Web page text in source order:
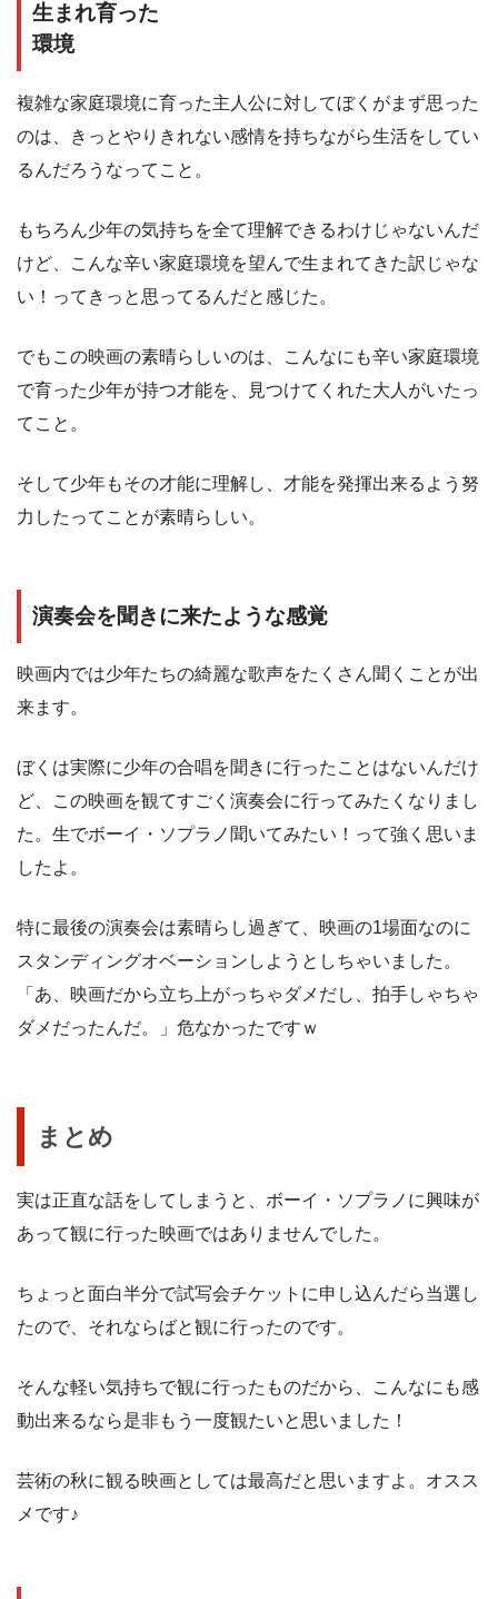
生まれ育った
環境
複雑な家庭環境に育った主人公に対してぼくがまず思った
のは、きっとやりきれない感情を持ちながら生活をしてい
るんだろうなってこと。
もちろん少年の気持ちを全て理解できるわけじゃないんだ
けど、こんな辛い家庭環境を望んで生まれてきた訳じゃな
い！ってきっと思ってるんだと感じた。
でもこの映画の素晴らしいのは、こんなにも辛い家庭環境
で育った少年が持つ才能を、見つけてくれた大人がいたっ
てこと。
そして少年もその才能に理解し、才能を発揮出来るよう努
力したってことが素晴らしい。
演奏会を聞きに来たような感覚
映画内では少年たちの綺麗な歌声をたくさん聞くことが出
来ます。
ぼくは実際に少年の合唱を聞きに行ったことはないんだけ
ど、この映画を観てすごく演奏会に行ってみたくなりまし
た。生でボーイ・ソプラノ聞いてみたい！って強く思いま
したよ。
特に最後の演奏会は素晴らし過ぎて、映画の1場面なのに
スタンディングオベーションしようとしちゃいました。
「あ、映画だから立ち上がっちゃダメだし、拍手しゃちゃ
ダメだったんだ。」危なかったですｗ
まとめ
実は正直な話をしてしまうと、ボーイ・ソプラノに興味が
あって観に行った映画ではありませんでした。
ちょっと面白半分で試写会チケットに申し込んだら当選し
たので、それならばと観に行ったのです。
そんな軽い気持ちで観に行ったものだから、こんなにも感
動出来るなら是非もう一度観たいと思いました！
芸術の秋に観る映画としては最高だと思いますよ。オスス
メです♪